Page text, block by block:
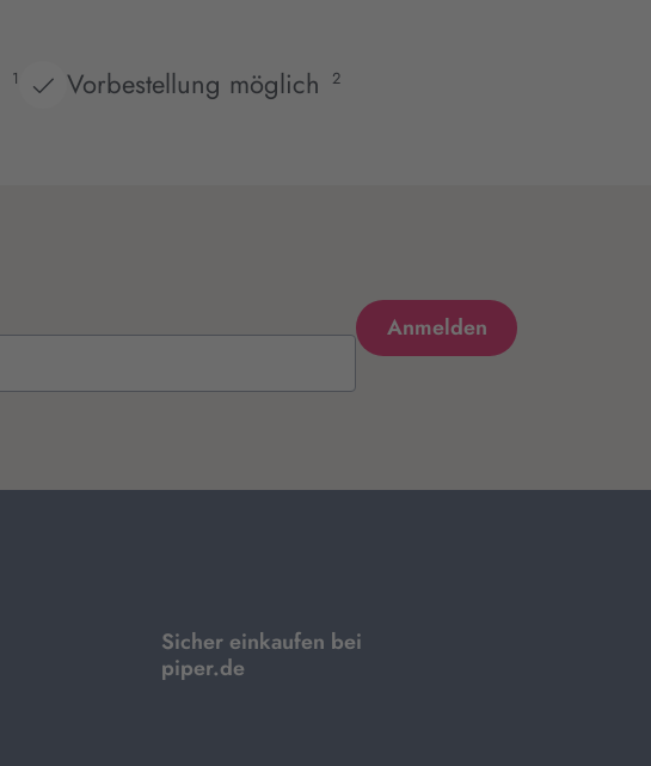
1 Vorbestellung möglich 2
Sicher einkaufen bei
piper.de